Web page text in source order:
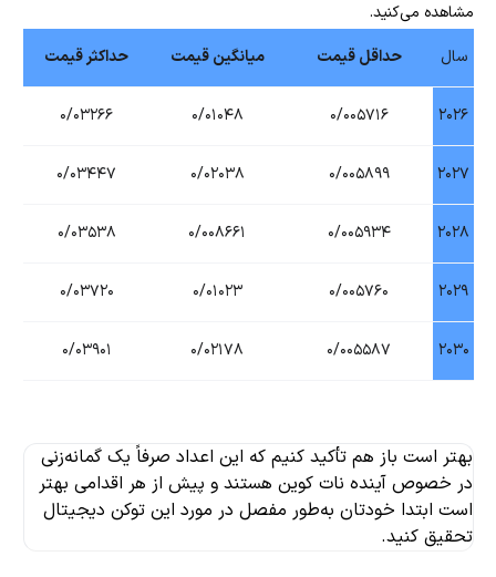
مشاهده می‌کنید.
سال
حداقل قیمت میانگین قیمت حداکثر قیمت
۲۰۲۶ ۰/۰۰۵۷۱۶ ۰/۰۱۰۴۸ ۰/۰۳۲۶۶
۲۰۲۷ ۰/۰۰۵۸۹۹ ۰/۰۲۰۳۸ ۰/۰۳۴۴۷
۲۰۲۸ ۰/۰۰۵۹۳۴ ۰/۰۰۸۶۶۱ ۰/۰۳۵۳۸
۲۰۲۹ ۰/۰۰۵۷۶۰ ۰/۰۱۰۲۳ ۰/۰۳۷۲۰
۲۰۳۰ ۰/۰۰۵۵۸۷ ۰/۰۲۱۷۸ ۰/۰۳۹۰۱
بهتر است باز هم تأکید کنیم که این اعداد صرفاً یک گمانه‌زنی
در خصوص آینده نات کوین هستند و پیش از هر اقدامی بهتر
است ابتدا خودتان به‌طور مفصل در مورد این توکن دیجیتال
تحقیق کنید.